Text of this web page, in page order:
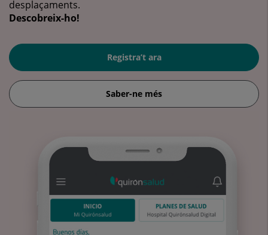
desplaçaments.
Descobreix-ho!
Registra’t ara
Saber-ne més